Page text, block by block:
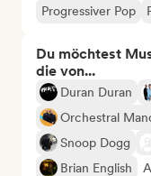
Progressiver Pop
Du möchtest
die von...
Duran Duran
Orchestral
Snoop Dogg
Brian English